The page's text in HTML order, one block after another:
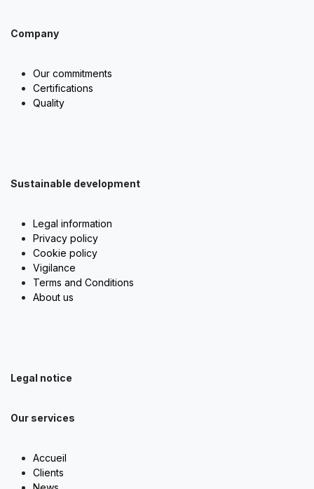
Company
Our commitments
Certifications
Quality
Sustainable development
Legal information
Privacy policy
Cookie policy
Vigilance
Terms and Conditions
About us
Legal notice
Our services
Accueil
Clients